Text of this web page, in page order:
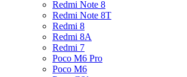
Redmi Note 8
Redmi Note 8T
Redmi 8
Redmi 8A
Redmi 7
Poco M6 Pro
Poco M6